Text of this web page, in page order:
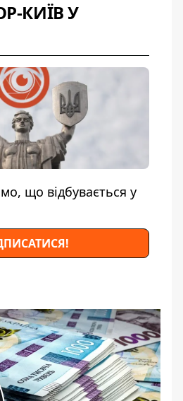
КИЇВ У
що відбувається у